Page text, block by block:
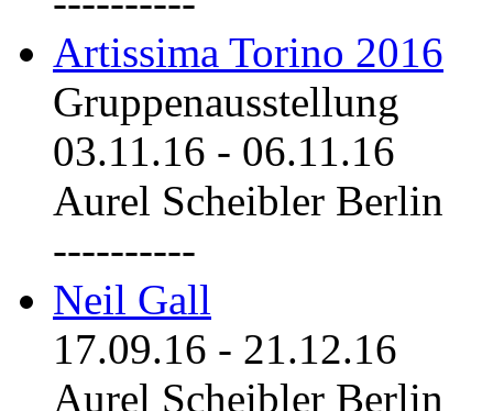
Artissima Torino 2016
Gruppenausstellung
03.11.16 - 06.11.16
Aurel Scheibler Berlin
----------
Neil Gall
17.09.16 - 21.12.16
Aurel Scheibler Berlin